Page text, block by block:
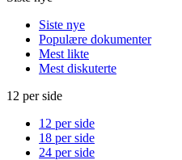
Siste nye
Populære dokumenter
Mest likte
Mest diskuterte
12 per side
12 per side
18 per side
24 per side